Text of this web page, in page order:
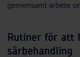
gemensamt arbete
Rutiner för att
särbehandling